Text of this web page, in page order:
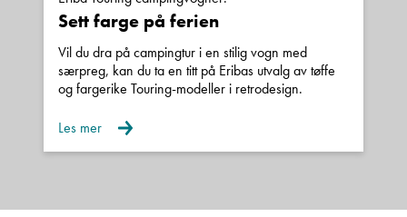
Sett farge på ferien
Vil du dra på campingtur i en stilig vogn med
særpreg, kan du ta en titt på Eribas utvalg av tøffe
og fargerike Touring-modeller i retrodesign.
Les mer